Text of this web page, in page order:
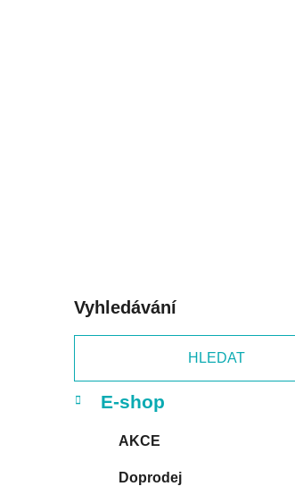
Vyhledávání
HLEDAT
kategorie
K
a
E-shop
AKCE
Doprodej